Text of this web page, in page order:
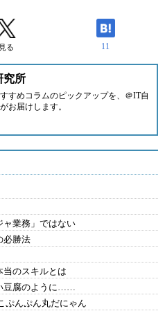
見る 11
究所
すめコラムのピックアップを、 ＠IT自
がお届けします。
ャ業務」ではない
必勝法
当のスキルとは
豆腐のように……
ぷんぷん丸だにゃん